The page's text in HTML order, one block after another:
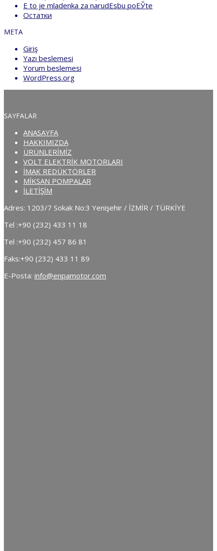
Е to je mladenka za narudЕѕbu poЕЎte
Остатки
META
Giriş
Yazı beslemesi
Yorum beslemesi
WordPress.org
SAYFALAR
ANASAYFA
HAKKIMIZDA
ÜRÜNLERİMİZ
VOLT ELEKTRİK MOTORLARI
İMAK REDÜKTÖRLER
MİKSAN POMPALAR
İLETİŞİM
Adres: 1203/7 Sokak No:3 Yenişehir / İZMİR / TÜRKİYE
Tel :+90 (232) 433 11 18
Tel :+90 (232) 457 86 81
Faks:+90 (232) 433 11 89
E-Posta: info@enpamotor.com